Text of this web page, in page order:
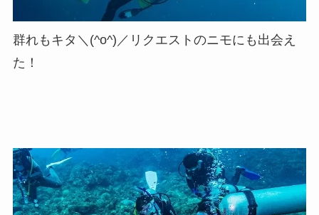
群れもキタ＼(^o^)／リクエストのニモにも出会え
た！